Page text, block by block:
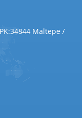
Maltepe /